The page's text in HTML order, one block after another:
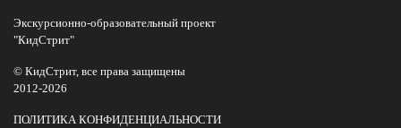
Экскурсионно-образовательный проект
"КидСтрит"
© КидСтрит, все права защищены
2012-2026
ПОЛИТИКА КОНФИДЕНЦИАЛЬНОСТИ